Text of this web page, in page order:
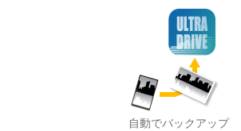
自動でバックアップ